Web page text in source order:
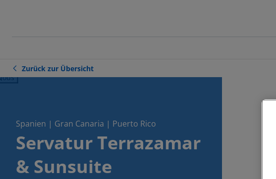
Zurück zur Übersicht
Spanien | Gran Canaria | Puerto Rico
Servatur Terrazamar
& Sunsuite